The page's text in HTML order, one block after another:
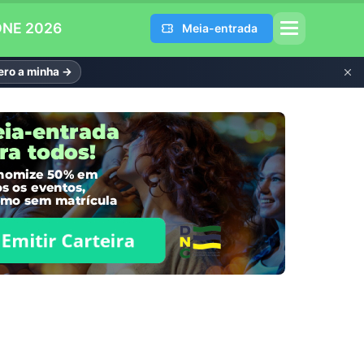
2026 Meia-entrada
a minha →